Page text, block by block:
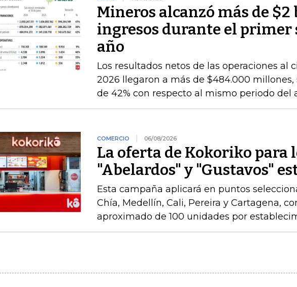
Mineros alcanzó más de
ingresos durante el primer
año
Los resultados netos de las operaciones al
2026 llegaron a más de $484.000
de 42% con respecto al mismo periodo del
COMERCIO 06/08/2026
La oferta de Kokoriko para
"Abelardos" y "Gustavos"
Esta campaña aplicará en puntos
Chía, Medellín, Cali, Pereira y Cartagena,
aproximado de 100 unidades por